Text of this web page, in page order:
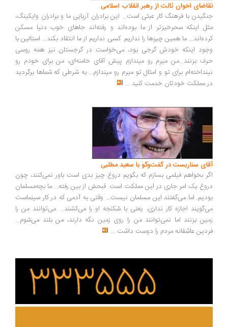
اخوان ثالث از رهبر انقلاب اسلامی
با فرهنگ کار عبثی است... این برادران آریایی ما و برادران وایکینگ،
اینکه سحرخیزتر از ما بوده‌اند و رفته‌اند جاهای خوب دنیا مسکن
ما همین چیزها را نداریم. کسی نداریم از ما انتقاد بکند... استالین با
اینکه خودش گرجی بود، می‌خواست در گرجستان نیز همه روسی
بزنند...من میرم رو میندازم پیش آقای خامنه‌ای، من برای خودم رو
برای تو و امثال تو میرم رو میندازم... به شرطی که شماها برگردید
مملکت خودتان خدمت کنید...
سناریست در گفت‌وگو با سعید مطلبی
بخواهم فیلمی بسازم که بگویم دروغ چیز بدی است باور نمی‌کنند، چون
یک امر جاری در این مملکت است. قبحش از بین رفته... ما بچه‌مسلمان
اما می‌گفتند این مسلمان نیست... وقتی به آدمی که در کار سینماست
اجازه کار نداری، یعنی با شکنجه او را می‌کشند... می‌توانند من را
بزنند اما نمی‌توانند من را روی زمین نگه دارند، من بلند می‌شوم...
عاشقانه مردم را دوست داشت ...